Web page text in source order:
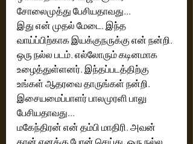
சோலைமுத்து பேசியதாவது...
இது என் முதல் மேடை. இந்த
வாய்ப்பிற்காக இயக்குநருக்கு என் நன்றி.
ஒரு நல்ல படம். எல்லோரும் கடினமாக
உழைத்துள்ளனர். இந்தப்படத்திற்கு
உங்கள் ஆதரவை தாருங்கள் நன்றி.
இசையமைப்பாளர் பாலமுரளி பாலு
பேசியதாவது...
மகேந்திரன் என் தம்பி மாதிரி. அவன்
தான் எனக்கு போன் செய்து, ஒரு நல்ல